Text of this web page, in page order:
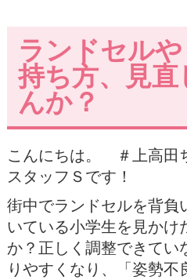
ランドセル
持ち方、見
んか？
こんにちは。 ＃上高田
スタッフＳです！
街中でランドセルを背負
いている小学生を見かけ
か？正しく調整できてい
りやすくなり、「姿勢不